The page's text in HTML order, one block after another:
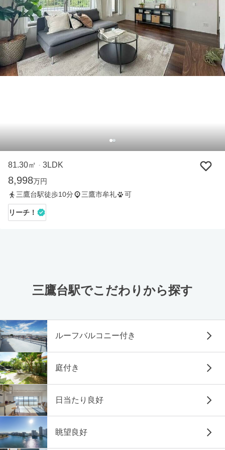
81.30㎡ ・ 3LDK
8,998万円
三鷹台駅徒歩10分
三鷹市牟礼 可
リーチ！
三鷹台駅でこだわりから探す
ルーフバルコニー付き
庭付き
日当たり良好
眺望良好